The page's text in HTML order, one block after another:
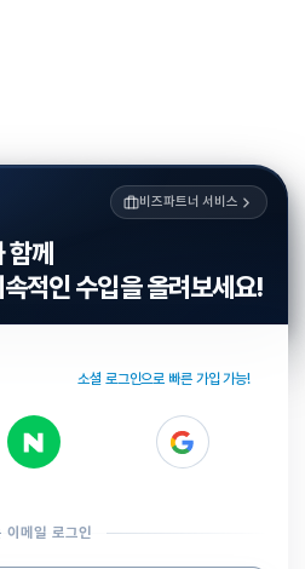
비즈파트너 서비스
함께
적인 수입을 올려보세요!
소셜 로그인으로 빠른 가입 가능!
이메일 로그인